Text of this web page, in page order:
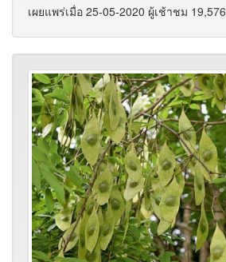
เผยแพร่เมื่อ 25-05-2020 ผู้เช้าชม 19,576